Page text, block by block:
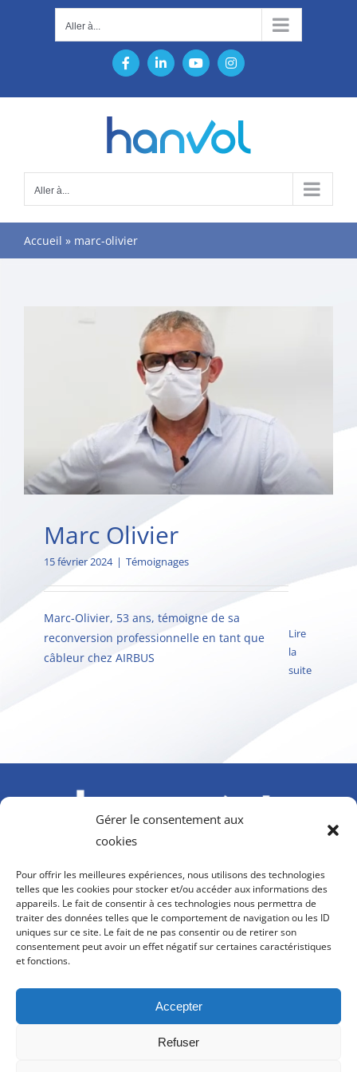
Gérer le consentement aux
cookies
Pour offrir les meilleures expériences, nous utilisons des technologies
telles que les cookies pour stocker et/ou accéder aux informations des
appareils. Le fait de consentir à ces technologies nous permettra de
traiter des données telles que le comportement de navigation ou les ID
uniques sur ce site. Le fait de ne pas consentir ou de retirer son
consentement peut avoir un effet négatif sur certaines caractéristiques
et fonctions.
Accepter
Refuser
Aller à...
FacebookLinkedInYouTubeInstagram
Aller à...
Accueil » marc-olivier
Marc Olivier
15 février 2024 | Témoignages
Marc-Olivier, 53 ans, témoigne de sa
reconversion professionnelle en tant que
câbleur chez AIRBUS
Lire
la
suite
Howmet Aerospace Foundation et OPCO 2i
contact@hanvol-insertion.aero
8, rue Galilée